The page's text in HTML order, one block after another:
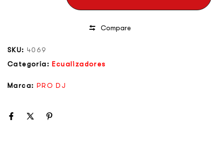
Compare
SKU: 4069
Categoría: Ecualizadores
Marca: PRO DJ